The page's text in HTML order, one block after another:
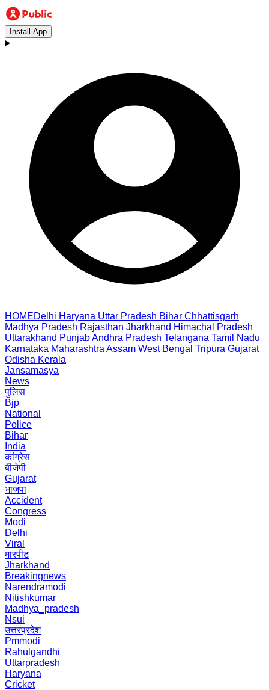
Install App
HOMEDelhi Haryana Uttar Pradesh Bihar Chhattisgarh
Madhya Pradesh Rajasthan Jharkhand Himachal Pradesh
Uttarakhand PunjabAndhra Pradesh Telangana Tamil Nadu
Karnataka Maharashtra Assam West Bengal Tripura Gujarat
Odisha Kerala
Jansamasya
News
पुलिस
Bjp
National
Police
Bihar
India
कांग्रेस
बीजेपी
Gujarat
भाजपा
Accident
Congress
Modi
Delhi
Viral
मारपीट
Jharkhand
Breakingnews
Narendramodi
Nitishkumar
Madhya_pradesh
Nsui
उत्तरप्रदेश
Pmmodi
Rahulgandhi
Uttarpradesh
Haryana
Cricket